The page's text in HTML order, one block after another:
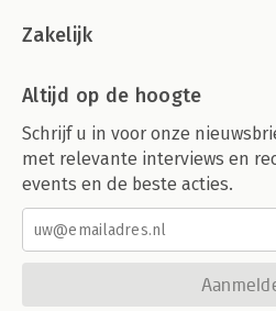
Zakelijk
Altijd op de hoogte
Schrijf u in voor onze
met relevante interviews en
events en de beste acties.